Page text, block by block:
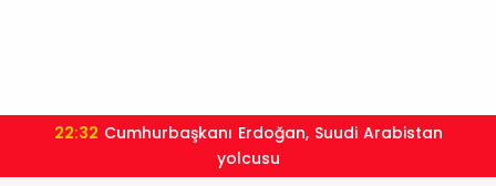
22:32
yolcusu